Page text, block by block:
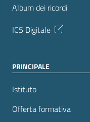
Album dei ricordi
IC5 Digitale
PRINCIPALE
Istituto
Offerta formativa